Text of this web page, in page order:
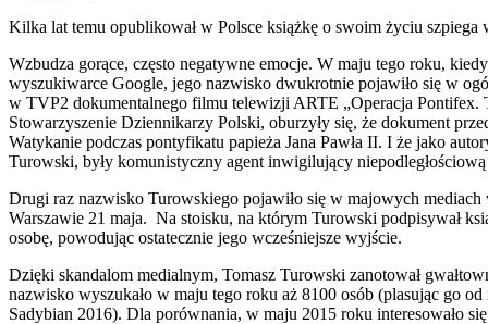
Kilka lat temu opublikował w Polsce książkę o swoim życiu
Wzbudza gorące, często negatywne emocje. W maju tego roku,
wyszukiwarce Google, jego nazwisko dwukrotnie pojawiło się w
w TVP2 dokumentalnego filmu telewizji ARTE „Operacja Pontifex.
Stowarzyszenie Dziennikarzy Polski, oburzyły się, że dokument
Watykanie podczas pontyfikatu papieża Jana Pawła II. I że jako
Turowski, były komunistyczny agent inwigilujący
Drugi raz nazwisko Turowskiego pojawiło się w majowych
Warszawie 21 maja. Na stoisku, na którym Turowski podpisywał
osobę, powodując ostatecznie jego wcześniejsze wyjście.
Dzięki skandalom medialnym, Tomasz Turowski zanotował
nazwisko wyszukało w maju tego roku aż 8100 osób (plasując go
Sadybian 2016). Dla porównania, w maju 2015 roku interesowało